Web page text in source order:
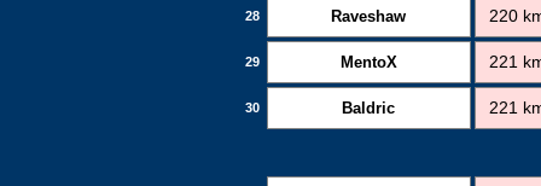
28 Raveshaw 220
29 MentoX 221
30 Baldric 221